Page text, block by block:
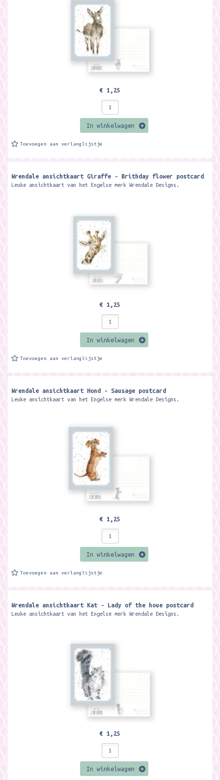
€ 1,25
In winkelwagen
Toevoegen aan verlanglijstje
Wrendale ansichtkaart Giraffe - Brithday flower postcard
Leuke ansichtkaart van het Engelse merk Wrendale Designs.
€ 1,25
In winkelwagen
Toevoegen aan verlanglijstje
Wrendale ansichtkaart Hond - Sausage postcard
Leuke ansichtkaart van het Engelse merk Wrendale Designs.
€ 1,25
In winkelwagen
Toevoegen aan verlanglijstje
Wrendale ansichtkaart Kat - Lady of the houe postcard
Leuke ansichtkaart van het Engelse merk Wrendale Designs.
€ 1,25
In winkelwagen